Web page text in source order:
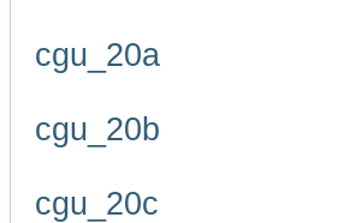
cgu_20a
cgu_20b
cgu_20c